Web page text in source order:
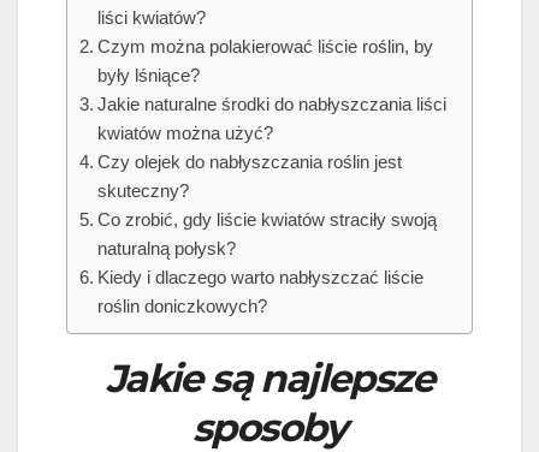
liści kwiatów?
Czym można polakierować liście roślin, by
były lśniące?
Jakie naturalne środki do nabłyszczania liści
kwiatów można użyć?
Czy olejek do nabłyszczania roślin jest
skuteczny?
Co zrobić, gdy liście kwiatów straciły swoją
naturalną połysk?
Kiedy i dlaczego warto nabłyszczać liście
roślin doniczkowych?
Jakie są najlepsze
sposoby